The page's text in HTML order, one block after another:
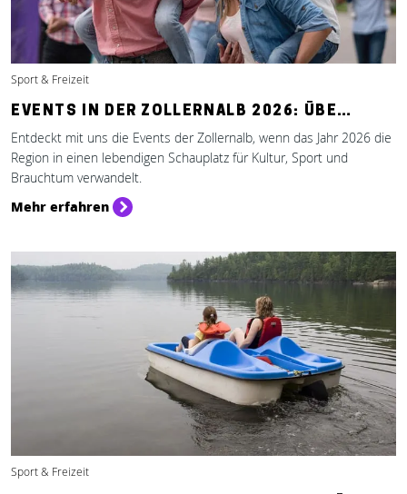
Sport & Freizeit
EVENTS IN DER ZOLLERNALB 2026: ÜBE…
Entdeckt mit uns die Events der Zollernalb, wenn das Jahr 2026 die
Region in einen lebendigen Schauplatz für Kultur, Sport und
Brauchtum verwandelt.
Mehr erfahren
Sport & Freizeit